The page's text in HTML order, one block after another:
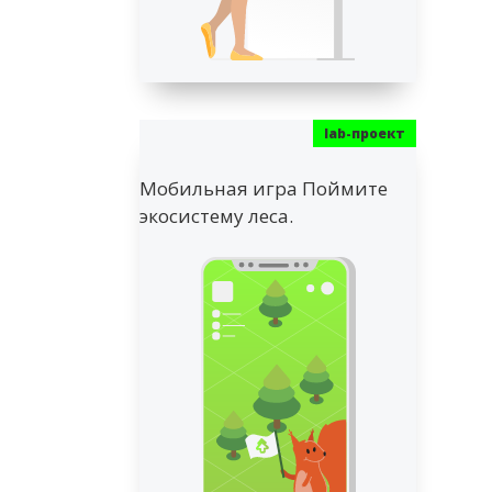
Мобильная игра Поймите
экосистему леса.